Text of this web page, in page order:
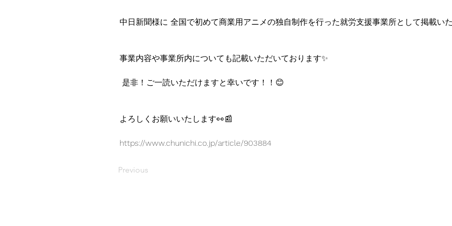
中日新聞様に 全国で初めて商業用アニメの独自制作を行った就労支援事業所として掲載い
事業内容や事業所内についても記載いただいております✨
是非！ご一読いただけますと幸いです！！😊
よろしくお願いいたします👀📰
https://www.chunichi.co.jp/article/903884
Previous